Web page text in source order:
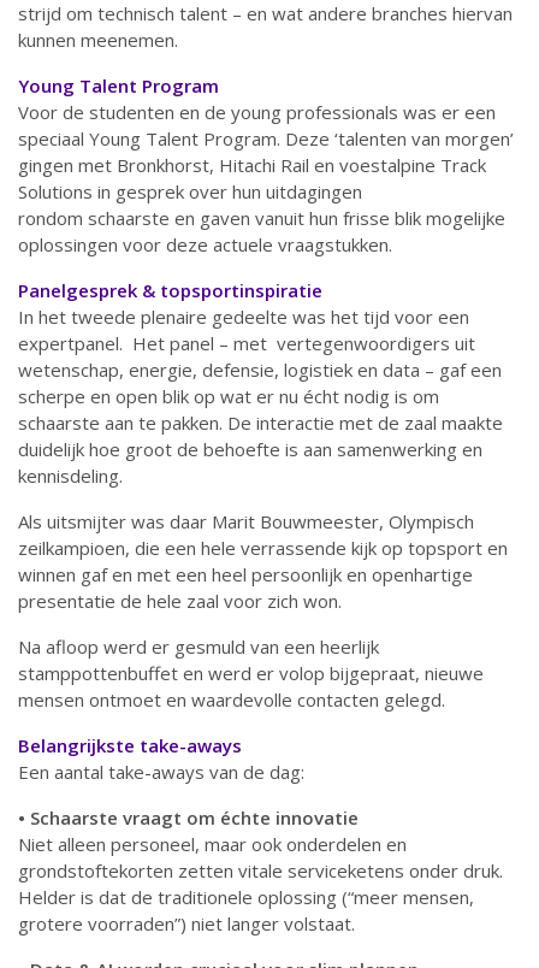
strijd om technisch talent – en wat andere branches hiervan
kunnen meenemen.
Young Talent Program
Voor de studenten en de young professionals was er een
speciaal Young Talent Program. Deze ‘talenten van morgen’
gingen met Bronkhorst, Hitachi Rail en voestalpine Track
Solutions in gesprek over hun uitdagingen
rondom schaarste en gaven vanuit hun frisse blik mogelijke
oplossingen voor deze actuele vraagstukken.
Panelgesprek & topsportinspiratie
In het tweede plenaire gedeelte was het tijd voor een
expertpanel. Het panel – met vertegenwoordigers uit
wetenschap, energie, defensie, logistiek en data – gaf een
scherpe en open blik op wat er nu écht nodig is om
schaarste aan te pakken. De interactie met de zaal maakte
duidelijk hoe groot de behoefte is aan samenwerking en
kennisdeling.
Als uitsmijter was daar Marit Bouwmeester, Olympisch
zeilkampioen, die een hele verrassende kijk op topsport en
winnen gaf en met een heel persoonlijk en openhartige
presentatie de hele zaal voor zich won.
Na afloop werd er gesmuld van een heerlijk
stamppottenbuffet en werd er volop bijgepraat, nieuwe
mensen ontmoet en waardevolle contacten gelegd.
Belangrijkste take-aways
Een aantal take-aways van de dag:
• Schaarste vraagt om échte innovatie
​Niet alleen personeel, maar ook onderdelen en
grondstoftekorten zetten vitale serviceketens onder druk.
Helder is dat de traditionele oplossing (“meer mensen,
grotere voorraden”) niet langer volstaat.